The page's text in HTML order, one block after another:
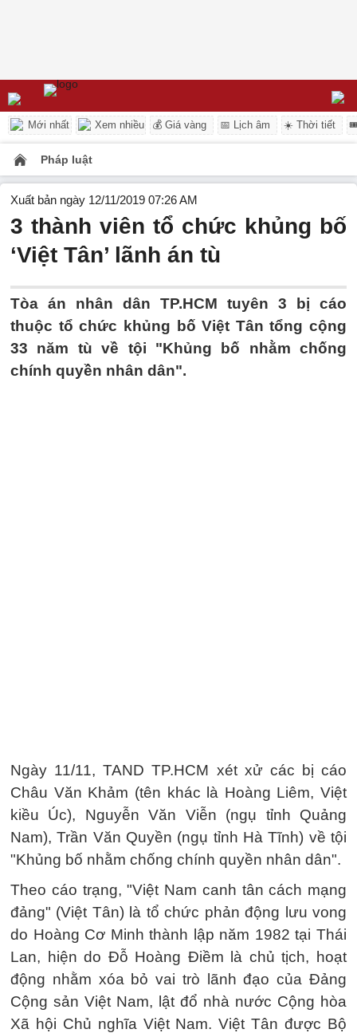
Mới nhất Xem nhiều 💰 Giá vàng 📅 Lịch âm ☀️ Thời tiết
Pháp luật
Xuất bản ngày 12/11/2019 07:26 AM
3 thành viên tổ chức khủng bố
‘Việt Tân’ lãnh án tù
Tòa án nhân dân TP.HCM tuyên 3 bị cáo
thuộc tổ chức khủng bố Việt Tân tổng cộng
33 năm tù về tội "Khủng bố nhằm chống
chính quyền nhân dân".
Ngày 11/11, TAND TP.HCM xét xử các bị cáo
Châu Văn Khảm (tên khác là Hoàng Liêm, Việt
kiều Úc), Nguyễn Văn Viễn (ngụ tỉnh Quảng
Nam), Trần Văn Quyền (ngụ tỉnh Hà Tĩnh) về tội
"Khủng bố nhằm chống chính quyền nhân dân".
Theo cáo trạng, "Việt Nam canh tân cách mạng
đảng" (Việt Tân) là tổ chức phản động lưu vong
do Hoàng Cơ Minh thành lập năm 1982 tại Thái
Lan, hiện do Đỗ Hoàng Điềm là chủ tịch, hoạt
động nhằm xóa bỏ vai trò lãnh đạo của Đảng
Cộng sản Việt Nam, lật đổ nhà nước Cộng hòa
Xã hội Chủ nghĩa Việt Nam. Việt Tân được Bộ